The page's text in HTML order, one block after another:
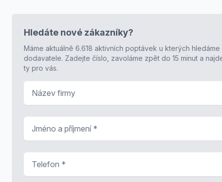
Hledáte nové zákazníky?
Máme aktuálně 6.618 aktivních poptávek u kterých hledáme
dodavatele. Zadejte číslo, zavoláme zpět do 15 minut a
ty pro vás.